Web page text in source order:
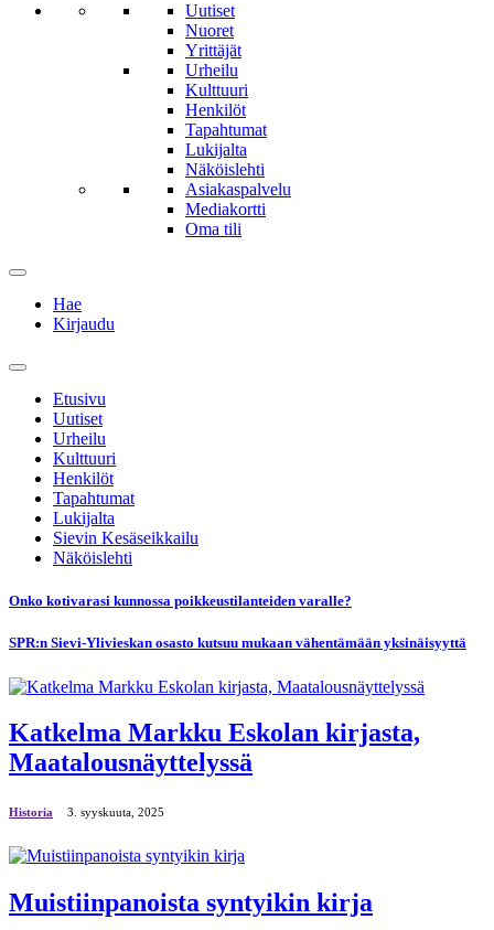
Uutiset
Nuoret
Yrittäjät
Urheilu
Kulttuuri
Henkilöt
Tapahtumat
Lukijalta
Näköislehti
Asiakaspalvelu
Mediakortti
Oma tili
Hae
Kirjaudu
Etusivu
Uutiset
Urheilu
Kulttuuri
Henkilöt
Tapahtumat
Lukijalta
Sievin Kesäseikkailu
Näköislehti
Onko kotivarasi kunnossa poikkeustilanteiden varalle?
SPR:n Sievi-Ylivieskan osasto kutsuu mukaan vähentämään yksinäisyyttä
Katkelma Markku Eskolan kirjasta,
Maatalousnäyttelyssä
Historia 3. syyskuuta, 2025
Muistiinpanoista syntyikin kirja